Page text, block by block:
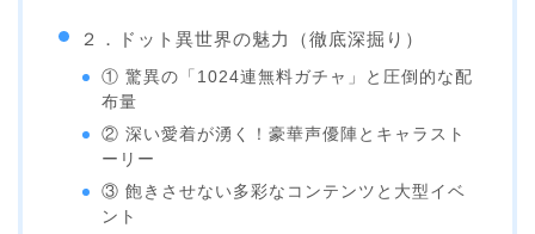
２．ドット異世界の魅力（徹底深掘り）
① 驚異の「1024連無料ガチャ」と圧倒的な配
布量
② 深い愛着が湧く！豪華声優陣とキャラスト
ーリー
③ 飽きさせない多彩なコンテンツと大型イベ
ント